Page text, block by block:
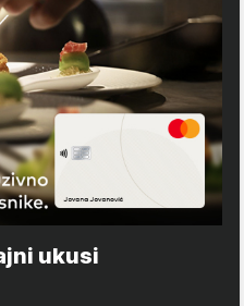
ukusi